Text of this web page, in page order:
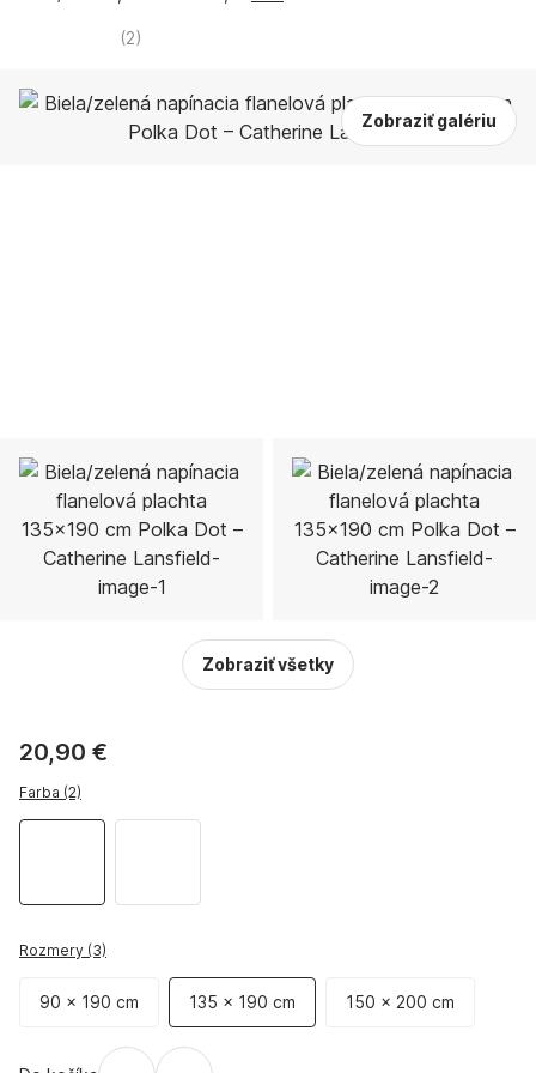
Zobraziť galériu
Zobraziť všetky
(2)
20,90 €
Farba (2)
Rozmery (3)
90 x 190 cm 135 x 190 cm 150 x 200 cm